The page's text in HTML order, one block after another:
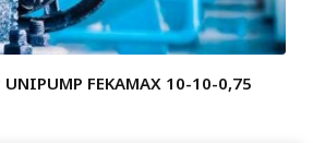
FEKAMAX 10-10-0,75